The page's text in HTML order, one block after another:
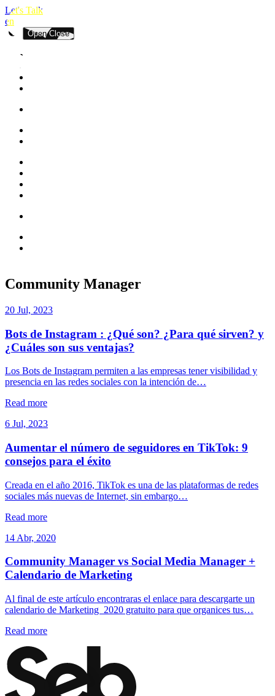
Let's Talk
en
Open Close
Community Manager
20 Jul, 2023
Bots de Instagram : ¿Qué son? ¿Para qué sirven? y
¿Cuáles son sus ventajas?
Los Bots de Instagram permiten a las empresas tener visibilidad y
presencia en las redes sociales con la intención de…
Read more
6 Jul, 2023
Aumentar el número de seguidores en TikTok: 9
consejos para el éxito
Creada en el año 2016, TikTok es una de las plataformas de redes
sociales más nuevas de Internet, sin embargo…
Read more
14 Abr, 2020
Community Manager vs Social Media Manager +
Calendario de Marketing
Al final de este artículo encontraras el enlace para descargarte un
calendario de Marketing 2020 gratuito para que organices tus…
Rpla INOJ